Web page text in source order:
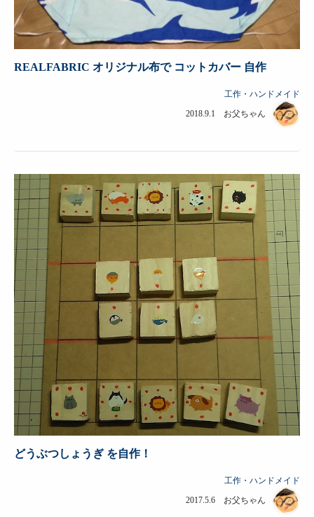
REALFABRIC オリジナル布で コットカバー 自作
工作・ハンドメイド
2018.9.1 お父ちゃん
どうぶつしょうぎ を自作！
工作・ハンドメイド
2017.5.6 お父ちゃん